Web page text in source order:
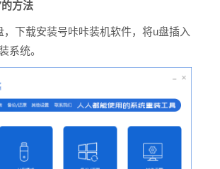
方法
，下载安装号咔咔装机软件，将u盘插入
系统。